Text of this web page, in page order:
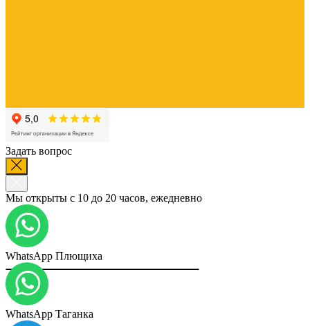
Задать вопрос
Мы открыты с 10 до 20 часов, ежедневно
WhatsApp Плющиха
WhatsApp Таганка